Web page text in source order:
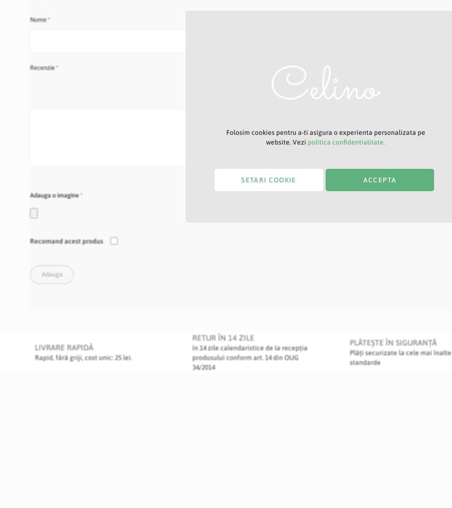
Nume
Recenzie
Adauga o imagine
Recomand acest produs
Adauga
LIVRARE RAPIDĂ
Rapid, fără griji, cost unic: 25 lei.
RETUR ÎN 14 ZILE
în 14 zile calendaristice de la recepția
produsului conform art. 14 din OUG
34/2014
PLĂTEȘTE ÎN SIGURANȚĂ
Plăți securizate la cele mai înalte
standarde
Folosim cookies pentru a-ti asigura o experienta personalizata pe
website. Vezi politica confidentialitate.
ACCEPTA
SETARI COOKIE